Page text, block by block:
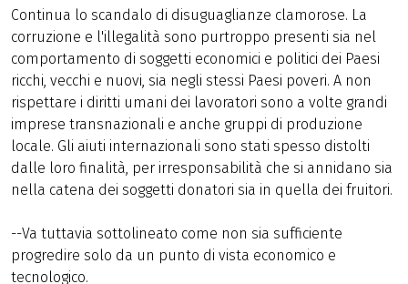
Continua lo scandalo di disuguaglianze clamorose. La
corruzione e l'illegalità sono purtroppo presenti sia nel
comportamento di soggetti economici e politici dei Paesi
ricchi, vecchi e nuovi, sia negli stessi Paesi poveri. A non
rispettare i diritti umani dei lavoratori sono a volte grandi
imprese transnazionali e anche gruppi di produzione
locale. Gli aiuti internazionali sono stati spesso distolti
dalle loro finalità, per irresponsabilità che si annidano sia
nella catena dei soggetti donatori sia in quella dei fruitori.
--Va tuttavia sottolineato come non sia sufficiente
progredire solo da un punto di vista economico e
tecnologico.